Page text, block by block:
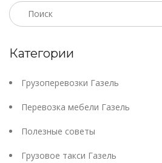
Категории
Грузоперевозки Газель
Перевозка мебели Газель
Полезные советы
Грузовое такси Газель